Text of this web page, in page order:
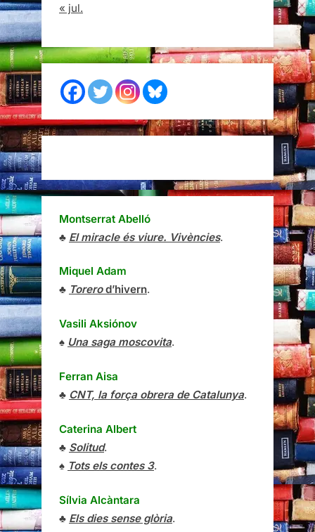
« jul.
Montserrat Abelló
♣ El miracle és viure. Vivències.
Miquel Adam
♣ Torerod’hivern.
Vasili Aksiónov
♠ Una saga moscovita.
Ferran Aisa
♣ CNT, la força obrera de Catalunya.
Caterina Albert
♣ Solitud.
♠ Tots els contes 3.
Sílvia Alcàntara
♣ Els dies sense glòria.